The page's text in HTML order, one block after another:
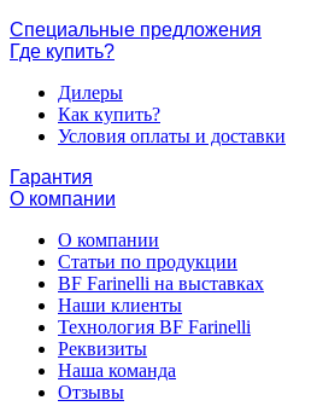
Специальные предложения
Где купить?
Дилеры
Как купить?
Условия оплаты и доставки
Гарантия
О компании
О компании
Статьи по продукции
BF Farinelli на выставках
Наши клиенты
Технология BF Farinelli
Реквизиты
Наша команда
Отзывы